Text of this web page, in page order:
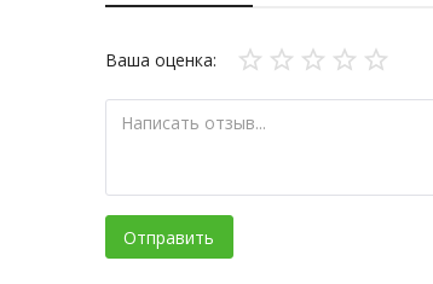
Ваша оценка:
Отправить